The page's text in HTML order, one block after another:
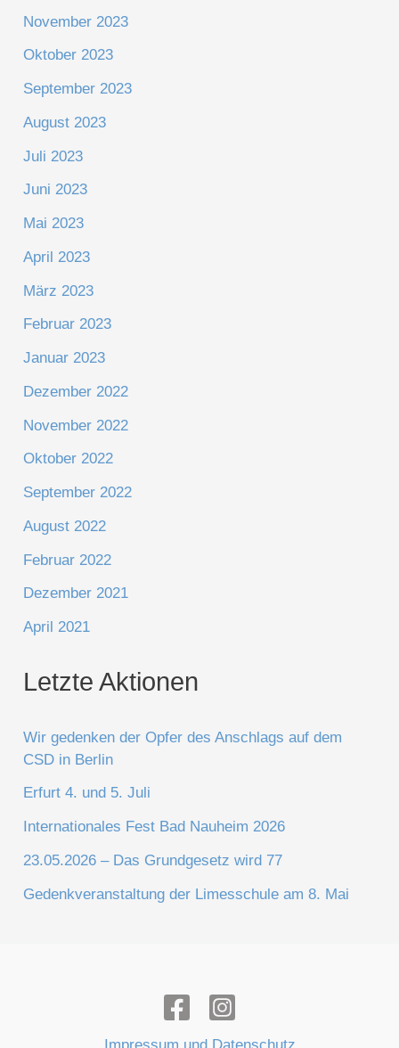
November 2023
Oktober 2023
September 2023
August 2023
Juli 2023
Juni 2023
Mai 2023
April 2023
März 2023
Februar 2023
Januar 2023
Dezember 2022
November 2022
Oktober 2022
September 2022
August 2022
Februar 2022
Dezember 2021
April 2021
Letzte Aktionen
Wir gedenken der Opfer des Anschlags auf dem
CSD in Berlin
Erfurt 4. und 5. Juli
Internationales Fest Bad Nauheim 2026
23.05.2026 – Das Grundgesetz wird 77
Gedenkveranstaltung der Limesschule am 8. Mai